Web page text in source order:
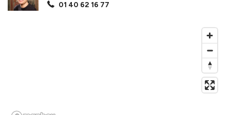
01 40 62 16 77